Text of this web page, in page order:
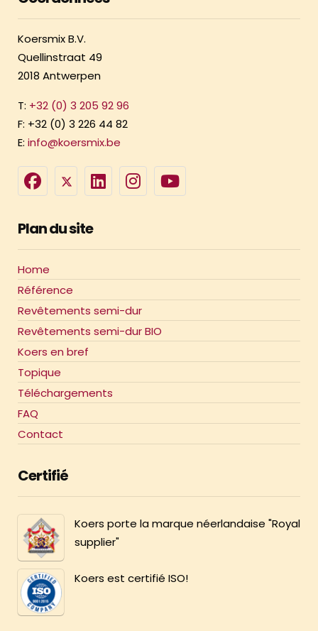
Koersmix B.V.
Quellinstraat 49
2018 Antwerpen
T: +32 (0) 3 205 92 96
F: +32 (0) 3 226 44 82
E: info@koersmix.be
Plan du site
Home
Référence
Revêtements semi-dur
Revêtements semi-dur BIO
Koers en bref
Topique
Téléchargements
FAQ
Contact
Certifié
Koers porte la marque néerlandaise "Royal
supplier"
Koers est certifié ISO!